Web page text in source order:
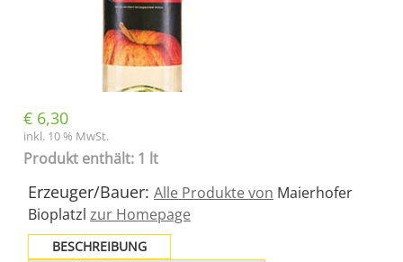
€ 6,30
inkl. 10 % MwSt.
Produkt enthält: 1 lt
Erzeuger/Bauer: Alle Produkte von Maierhofer
Bioplatzl zur Homepage
BESCHREIBUNG